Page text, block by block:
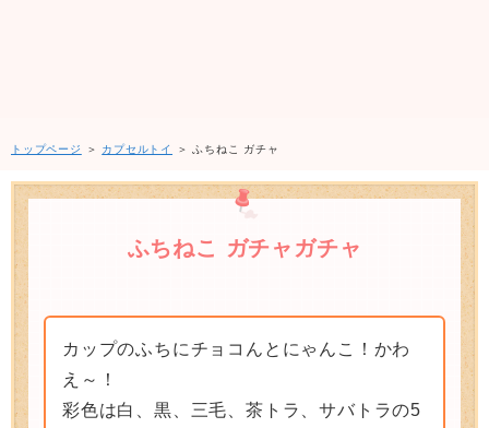
トップページ ＞ カプセルトイ ＞ ふちねこ ガチャ
ふちねこ ガチャガチャ
カップのふちにチョコんとにゃんこ！かわ
え～！
彩色は白、黒、三毛、茶トラ、サバトラの5